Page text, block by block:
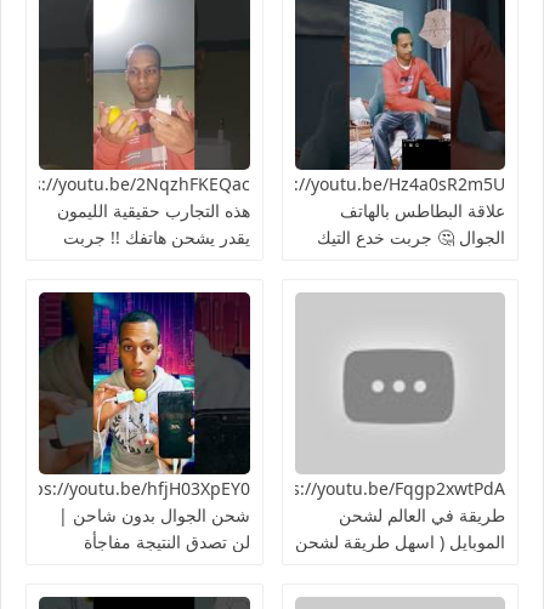
https://youtu.be/Hz4a0sR2m5Uما
علاقة البطاطس بالهاتف
الجوال 🤔 جربت خدع التيك
هذه التجارب حقيقية الليمون
يقدر يشحن هاتفك !! جربت
https://youtu.be/Fqgp2xwtPdAأغرب
طريقة في العالم لشحن
الموبايل ( اسهل طريقة لشحن
هتنجح؟
شحن الجوال بدون شاحن |
لن تصدق النتيجة مفاجأة